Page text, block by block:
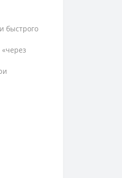
быстрого